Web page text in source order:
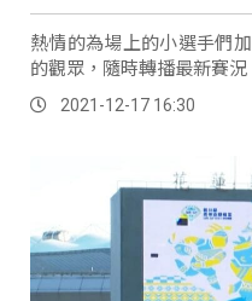
熱情的為場上的小選手們
的觀眾，隨時轉播最新賽況
2021-12-17 16:30